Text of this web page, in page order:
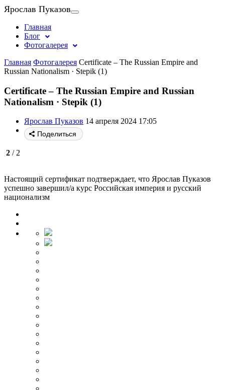
Ярослав Пуказов
Главная
Блог
Фотогалерея
Главная Фотогалерея Certificate – The Russian Empire and
Russian Nationalism · Stepik (1)
Certificate – The Russian Empire and Russian
Nationalism · Stepik (1)
Ярослав Пуказов 14 апреля 2024 17:05
Поделиться
2 / 2
Настоящий сертификат подтверждает, что Ярослав Пуказов
успешно завершил/а курс Российская империя и русский
национализм